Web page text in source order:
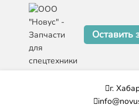
Оставить
г.